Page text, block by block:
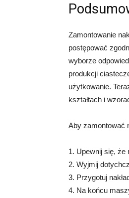
Zamontowanie
postępować
wyborze
produkcji
użytkowanie.
kształtach i
Aby zamontować
1. Upewnij się, że
2. Wyjmij
3. Przygotuj
4. Na końcu